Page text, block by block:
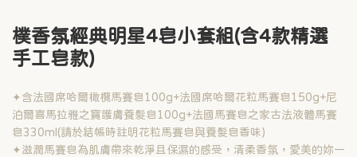
樸香氛經典明星4皂小套組(含4款精選
手工皂款)
✦含法國席哈爾橄欖馬賽皂100g+法國席哈爾花粒馬賽皂150g+尼
泊爾喜馬拉雅之寶護膚養髮皂100g+法國馬賽皂之家古法液體馬賽
皂330ml(請於結帳時註明花粒馬賽皂與養髮皂香味)
✦滋潤馬賽皂為肌膚帶來乾淨且保濕的感受，清柔香氛，愛美的妳一